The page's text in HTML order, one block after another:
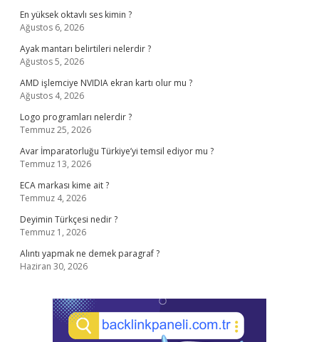
En yüksek oktavlı ses kimin ?
Ağustos 6, 2026
Ayak mantarı belirtileri nelerdir ?
Ağustos 5, 2026
AMD işlemciye NVIDIA ekran kartı olur mu ?
Ağustos 4, 2026
Logo programları nelerdir ?
Temmuz 25, 2026
Avar İmparatorluğu Türkiye’yi temsil ediyor mu ?
Temmuz 13, 2026
ECA markası kime ait ?
Temmuz 4, 2026
Deyimin Türkçesi nedir ?
Temmuz 1, 2026
Alıntı yapmak ne demek paragraf ?
Haziran 30, 2026